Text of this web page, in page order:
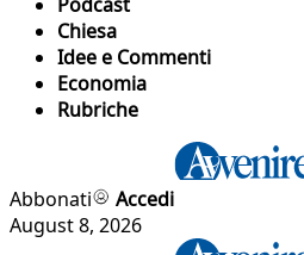
Chiesa
Idee e Commenti
Economia
Rubriche
Abbonati
Accedi
August 8, 2026